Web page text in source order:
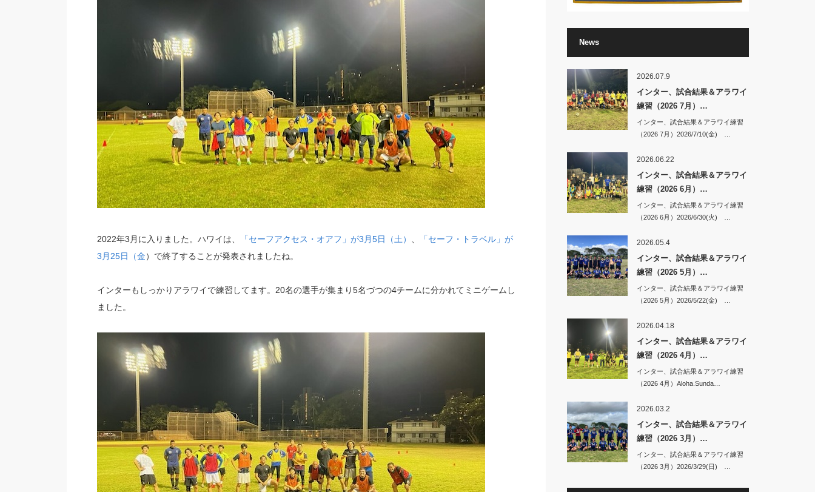
2022年3月に入りました。ハワイは、 「セーフアクセス・オアフ」が3月5日（土） 、
「セーフ・トラベル」が
3月25日（金）で終了することが発表されましたね。
インターもしっかりアラワイで練習してます。20名の選手が集まり5名づつの4チームに分かれてミニゲームし
ました。
News
2026.07.9
インター、試合結果＆アラワイ
練習（2026 7月）…
インター、試合結果＆アラワイ練習
（2026 7月）2026/7/10(金) …
2026.06.22
インター、試合結果＆アラワイ
練習（2026 6月）…
インター、試合結果＆アラワイ練習
（2026 6月）2026/6/30(火) …
2026.05.4
インター、試合結果＆アラワイ
練習（2026 5月）…
インター、試合結果＆アラワイ練習
（2026 5月）2026/5/22(金) …
2026.04.18
インター、試合結果＆アラワイ
練習（2026 4月）…
インター、試合結果＆アラワイ練習
（2026 4月）Aloha.Sunda…
2026.03.2
インター、試合結果＆アラワイ
練習（2026 3月）…
インター、試合結果＆アラワイ練習
（2026 3月）2026/3/29(日) …